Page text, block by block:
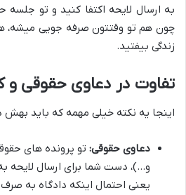
به ارسال لایحه اکتفا کنید و تو
چون هم تو وقتتون صرفه جویی میشه،
زندگی بیفتید.
تفاوت در دعاوی حقوقی و
اینجا یه نکته خیلی مهمه که باید
دعاوی حقوقی: تو پرونده های
و…)، دست شما برای ارسال لایحه
یعنی احتمال اینکه دادگاه به